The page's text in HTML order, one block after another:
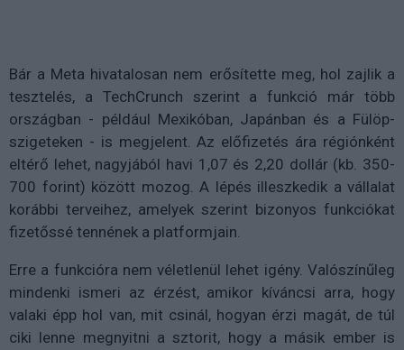
Bár a Meta hivatalosan nem erősítette meg, hol zajlik a
tesztelés, a TechCrunch szerint a funkció már több
országban - például Mexikóban, Japánban és a Fülöp-
szigeteken - is megjelent. Az előfizetés ára régiónként
eltérő lehet, nagyjából havi 1,07 és 2,20 dollár (kb. 350-
700 forint) között mozog. A lépés illeszkedik a vállalat
korábbi terveihez, amelyek szerint bizonyos funkciókat
fizetőssé tennének a platformjain.
Erre a funkcióra nem véletlenül lehet igény. Valószínűleg
mindenki ismeri az érzést, amikor kíváncsi arra, hogy
valaki épp hol van, mit csinál, hogyan érzi magát, de túl
ciki lenne megnyitni a sztorit, hogy a másik ember is